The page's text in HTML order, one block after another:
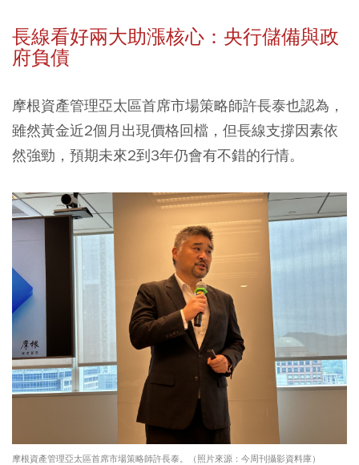
長線看好兩大助漲核心：央行儲備與政
府負債
摩根資產管理亞太區首席市場策略師許長泰也認為，
雖然黃金近2個月出現價格回檔，但長線支撐因素依
然強勁，預期未來2到3年仍會有不錯的行情。
摩根資產管理亞太區首席市場策略師許長泰。（照片來源：今周刊攝影資料庫）